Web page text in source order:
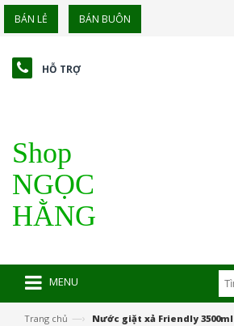
BÁN LẺ BÁN BUÔN
HỖ TRỢ
Shop
NGỌC
HẰNG
MENU
Trang chủ —› Nước giặt xả Friendly 3500ml